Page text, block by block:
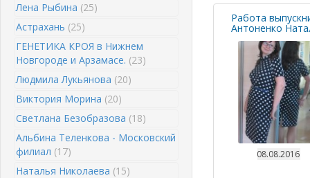
Лена Рыбина (25)
Астрахань (25)
ГЕНЕТИКА КРОЯ в Нижнем
Новгороде и Арзамасе. (23)
Людмила Лукьянова (20)
Виктория Морина (20)
Светлана Безобразова (18)
Альбина Теленкова - Московский
филиал (17)
Наталья Николаева (15)
Работа
Антоненко
08.08.2016